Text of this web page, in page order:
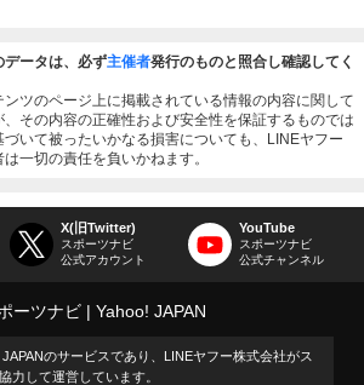
データは、必ず主催者発行のものと照合し確認してく
ツのページ上に掲載されている情報の内容に関して
その内容の正確性および安全性を保証するものでは
いて被ったいかなる損害についても、LINEヤフー
一切の責任を負いかねます。
X(旧Twitter)
スポーツナビ
公式アカウント
YouTube
スポーツナビ
公式チャンネル
ーツナビ Yahoo! JAPAN
のサービスであり、LINEヤフー株式会社がス
力して運営しています。